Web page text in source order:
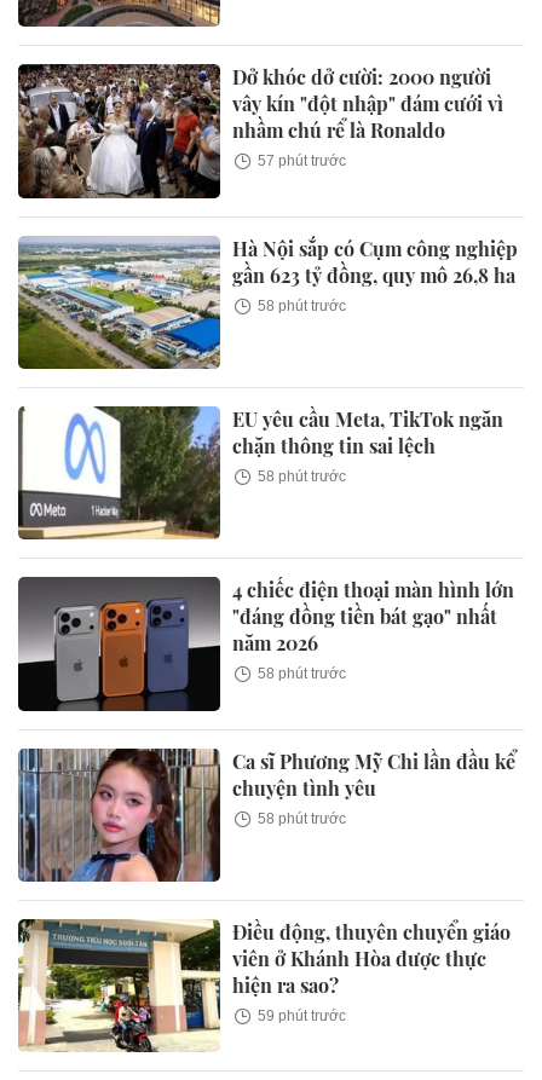
Dở khóc dở cười: 2000 người
vây kín "đột nhập" đám cưới vì
nhầm chú rể là Ronaldo
57 phút trước
Hà Nội sắp có Cụm công nghiệp
gần 623 tỷ đồng, quy mô 26,8 ha
58 phút trước
EU yêu cầu Meta, TikTok ngăn
chặn thông tin sai lệch
58 phút trước
4 chiếc điện thoại màn hình lớn
"đáng đồng tiền bát gạo" nhất
năm 2026
58 phút trước
Ca sĩ Phương Mỹ Chi lần đầu kể
chuyện tình yêu
58 phút trước
Điều động, thuyên chuyển giáo
viên ở Khánh Hòa được thực
hiện ra sao?
59 phút trước